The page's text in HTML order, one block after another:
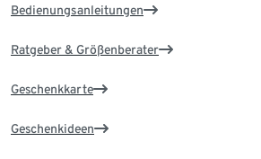
Bedienungsanleitungen
Ratgeber & Größenberater
Geschenkkarte
Geschenkideen